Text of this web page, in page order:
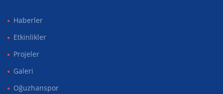
Haberler
Etkinlikler
Projeler
Galeri
Oğuzhanspor